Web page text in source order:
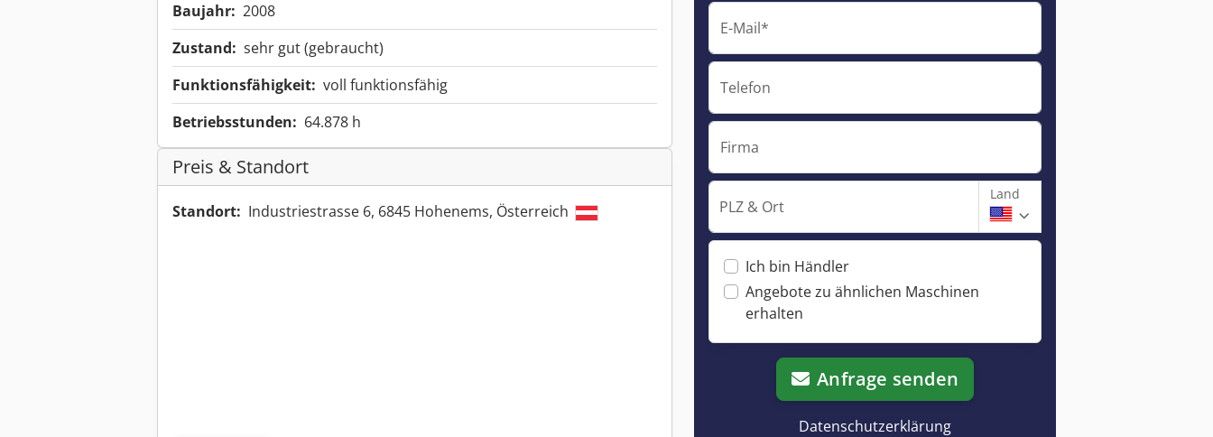
Baujahr: 2008
Zustand: sehr gut (gebraucht)
Funktionsfähigkeit: voll funktionsfähig
Betriebsstunden: 64.878 h
Preis & Standort
Standort: Industriestrasse 6, 6845 Hohenems, Österreich
E-Mail*
Telefon
Firma
PLZ & Ort
Land
Ich bin Händler
Angebote zu ähnlichen Maschinen
erhalten
Anfrage senden
Datenschutzerklärung